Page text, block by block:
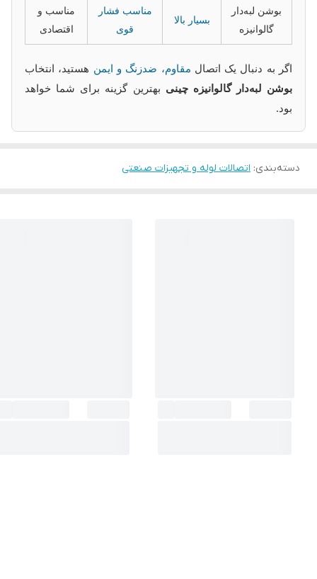
بوشن لبه‌دار
گالوانیزه
بسیار بالا
مناسب فشار
قوی
مناسب و
اقتصادی
اگر به دنبال یک اتصال مقاوم، ضدزنگ و ایمن هستید، انتخاب
بوشن لبه‌دار گالوانیزه چینی بهترین گزینه برای شما خواهد
بود.
دسته‌بندی: اتصالات لوله و تجهیزات صنعتی